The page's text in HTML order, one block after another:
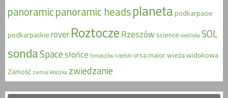
panoramicpanoramic headsplanetapodkarpacie
podkarpackierover Roztocze Rzeszów science siedliskaSOL
sondaSpacesłońce tomaszów lubelski ursa maiorwieża widokowa
Zamość ziemia kłodzka zwiedzanie